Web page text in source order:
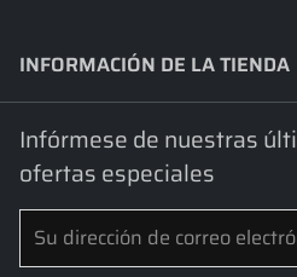
INFORMACIÓN DE LA TIENDA
Infórmese de nuestras
ofertas especiales